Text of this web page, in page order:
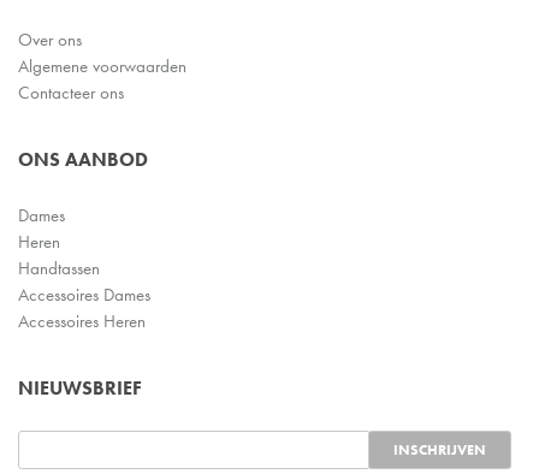
Over ons
Algemene voorwaarden
Contacteer ons
ONS AANBOD
Dames
Heren
Handtassen
Accessoires Dames
Accessoires Heren
NIEUWSBRIEF